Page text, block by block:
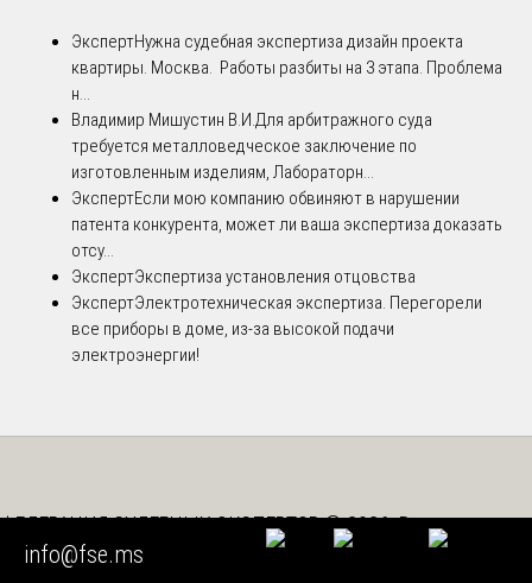
ЭкспертНужна судебная экспертиза дизайн проекта
квартиры. Москва. Работы разбиты на 3 этапа. Проблема
н...
Владимир Мишустин В.И.Для арбитражного суда
требуется металловедческое заключение по
изготовленным изделиям, Лабораторн...
ЭкспертЕсли мою компанию обвиняют в нарушении
патента конкурента, может ли ваша экспертиза доказать
отсу...
ЭкспертЭкспертиза установления отцовства
ЭкспертЭлектротехническая экспертиза. Перегорели
все приборы в доме, из-за высокой подачи
электроэнергии!
ФЕДЕРАЦИЯ СУДЕБНЫХ ЭКСПЕРТОВ © 2026. Все права
защищены
info@fse.ms